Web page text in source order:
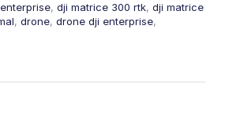
, dji matrice 300 rtk, dji matrice
, drone, drone dji enterprise,